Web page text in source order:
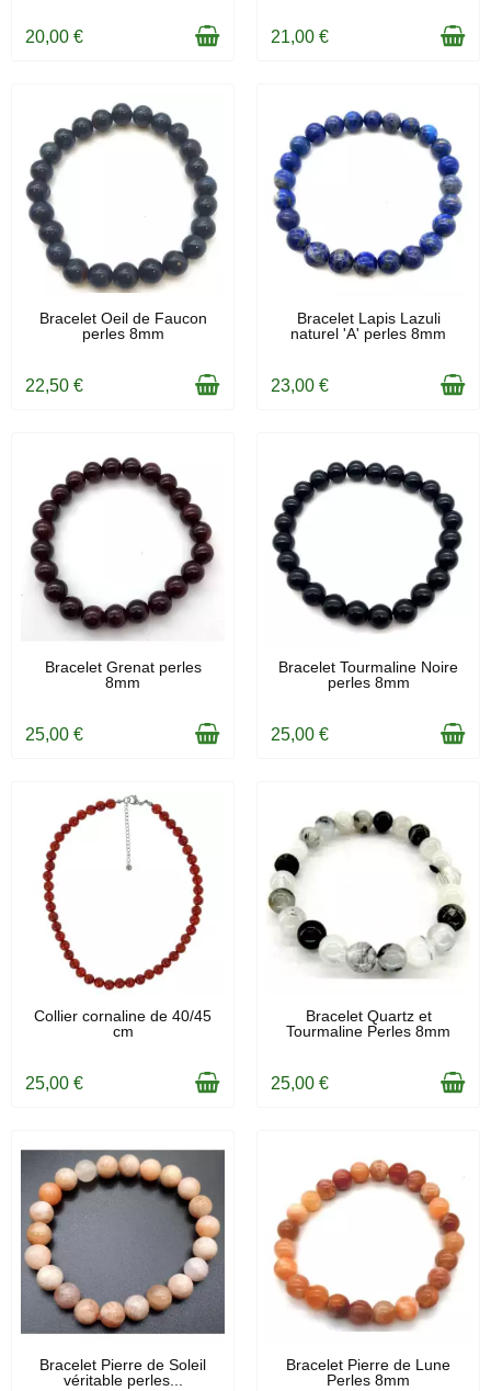
20,00 € 21,00 €
EN STOCK
Bracelet Oeil de Faucon
perles 8mm
22,50 €
EN STOCK
Bracelet Lapis Lazuli
naturel 'A' perles 8mm
23,00 €
EN STOCK
Bracelet Grenat perles
8mm
25,00 €
EN STOCK
Bracelet Tourmaline Noire
perles 8mm
25,00 €
EN STOCK
Collier cornaline de 40/45
cm
25,00 €
EN STOCK
Bracelet Quartz et
Tourmaline Perles 8mm
25,00 €
EN STOCK
Bracelet Pierre de Soleil
véritable perles...
EN STOCK
Bracelet Pierre de Lune
Perles 8mm